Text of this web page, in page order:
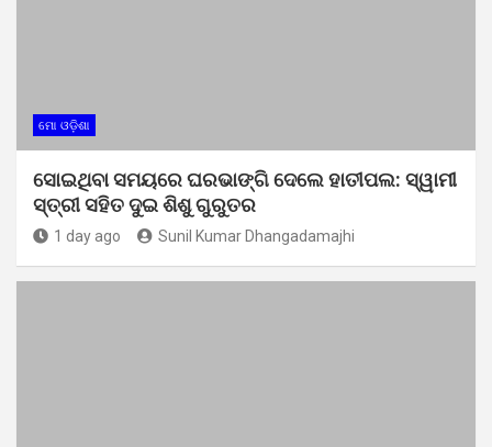
ମୋ ଓଡ଼ିଶା
ସୋଇଥିବା ସମୟରେ ଘରଭାଙ୍ଗି ଦେଲେ ହାତୀପଲ: ସ୍ୱାମୀ
ସ୍ତ୍ରୀ ସହିତ ଦୁଇ ଶିଶୁ ଗୁରୁତର
1 day ago Sunil Kumar Dhangadamajhi